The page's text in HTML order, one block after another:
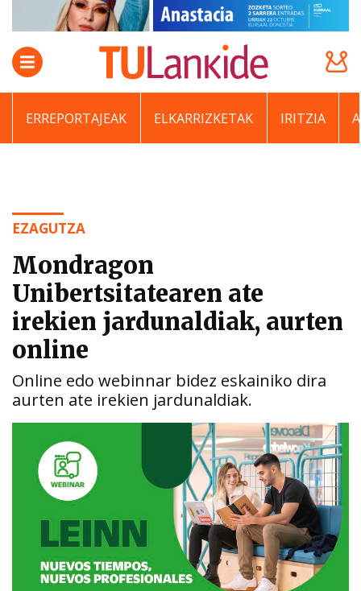
ERREPORTAJEAK ELKARRIZKETAK IRITZIA
EZAGUTZA
Mondragon
Unibertsitatearen ate
irekien jardunaldiak, aurten
online
Online edo webinnar bidez eskainiko dira
aurten ate irekien jardunaldiak.